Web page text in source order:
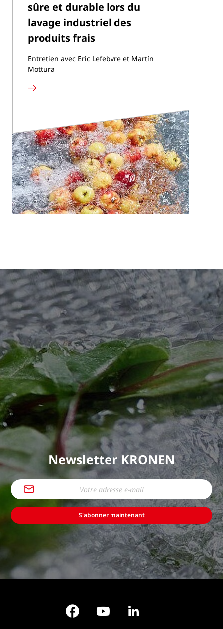
sûre et durable lors du
lavage industriel des
produits frais
Entretien avec Eric Lefebvre et Martín
Mottura
En
Newsletter KRONEN
S'abonner maintenant
FacebookYouTube